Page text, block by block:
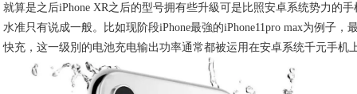
就算是之后iPhone XR之后的型号拥有些升級可是比照安卓系统势力的
水准只有说成一般。比如现阶段iPhone最強的iPhone11pro max为例子，
快充，这一级別的电池充电输出功率通常都被运用在安卓系统千元手机